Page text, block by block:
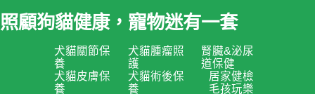
照顧狗貓健康，寵物迷有一套
犬貓關節保
養
犬貓皮膚保
養
犬貓腫瘤照
護
犬貓術後保
養
腎臟&泌尿
道保健
居家健檢
毛孩玩樂